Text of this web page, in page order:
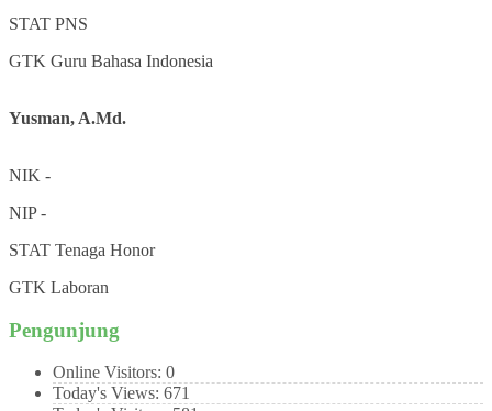
STAT PNS
GTK Guru Bahasa Indonesia
Yusman, A.Md.
NIK -
NIP-
STAT Tenaga Honor
GTK Laboran
Pengunjung
Online Visitors: 0
Today's Views: 671